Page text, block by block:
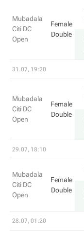
Mubadala
Citi DC
Open
Female
Double
31.07, 19:20
Mubadala
Citi DC
Open
Female
Double
29.07, 18:10
Mubadala
Citi DC
Open
Female
Double
28.07, 01:20